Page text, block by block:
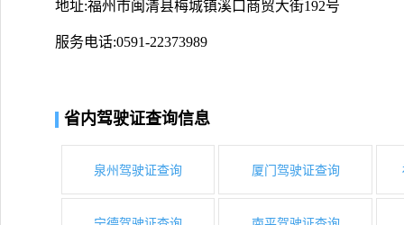
地址:福州市闽清县梅城镇溪口商贸大街192号
服务电话:0591-22373989
省内驾驶证查询信息
泉州驾驶证查询 厦门驾驶证查询